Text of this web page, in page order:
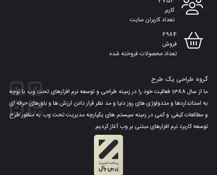
کاربر
تعداد کاربران سایت
6984
فروش
تعداد محصولات فروخته شده
گروه طراحی یک طرح
ما از سال 1388 فعالیت خود را در زمینه طراحی و توسعه نرم افزارهای تحت وب با توجه
به استانداردها و متدولوژی های روز دنیا و مد نظر قرار دادن ارزش ها و باورهای حرفه ای
و مطالعات کیفی و کمی در زمینه سیستم های یکپارچه مدیریت تحت وب به منظور طرح
توسعه کاربرد نرم افزارهای مبتنی بر وب آغاز کردیم.